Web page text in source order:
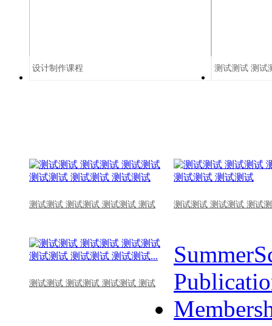
设计制作课程 测试测试 测试
测试测试 测试测试 测试测试 测试 测试测试 测试测试 测试
测试测试 测试测试 测试测试 测试